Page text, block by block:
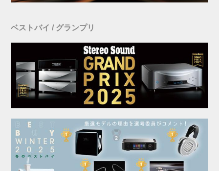
ベストバイ / グランプリ